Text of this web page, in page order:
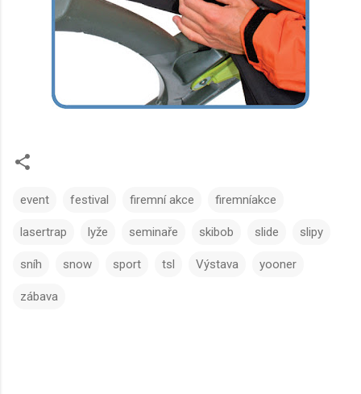
event festival firemní akce firemníakce
lasertrap lyže seminaře skibob slide slipy
sníh snow sport tsl Výstava yooner
zábava